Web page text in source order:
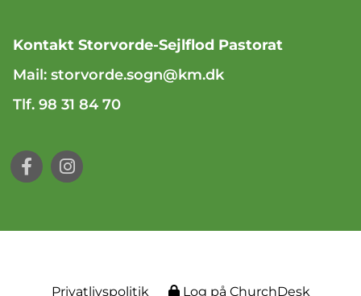
Kontakt Storvorde-Sejlflod Pastorat
Mail: storvorde.sogn@km.dk
Tlf. 98 31 84 70
Privatlivspolitik Log på ChurchDesk